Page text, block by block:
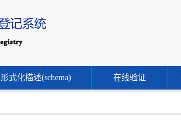
形式化描述(schema) 在线验证